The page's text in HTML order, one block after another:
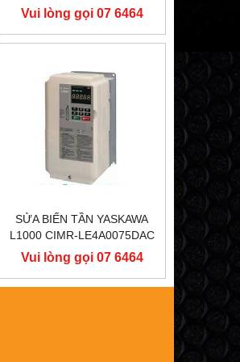
400V 55KW, BIẾN TẦN
YASKAWA L1000
Vui lòng gọi 07 6464
9556
SỬA BIẾN TẦN YASKAWA
L1000 CIMR-LE4A0075DAC
400V 37KW, BIẾN TẦN
YASKAWA L1000
Vui lòng gọi 07 6464